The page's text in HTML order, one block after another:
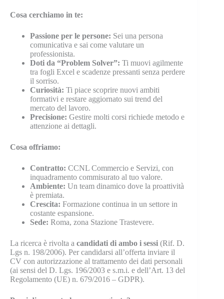
Cosa cerchiamo in te:
Passione per le persone: Sei una persona
comunicativa e sai come valutare un
professionista.
Doti da “Problem Solver”: Ti muovi agilmente
tra fogli Excel e scadenze pressanti senza perdere
il sorriso.
Curiosità: Ti piace scoprire nuovi ambiti
formativi e restare aggiornato sui trend del
mercato del lavoro.
Precisione: Gestire molti corsi richiede metodo e
attenzione ai dettagli.
Cosa offriamo:
Contratto: CCNL Commercio e Servizi, con
inquadramento commisurato al tuo valore.
Ambiente: Un team dinamico dove la proattività
è premiata.
Crescita: Formazione continua in un settore in
costante espansione.
Sede: Roma, zona Stazione Trastevere.
La ricerca è rivolta a candidati di ambo i sessi (Rif. D.
Lgs n. 198/2006). Per candidarsi all’offerta inviare il
CV con autorizzazione al trattamento dei dati personali
(ai sensi del D. Lgs. 196/2003 e s.m.i. e dell’Art. 13 del
Regolamento (UE) n. 679/2016 – GDPR).